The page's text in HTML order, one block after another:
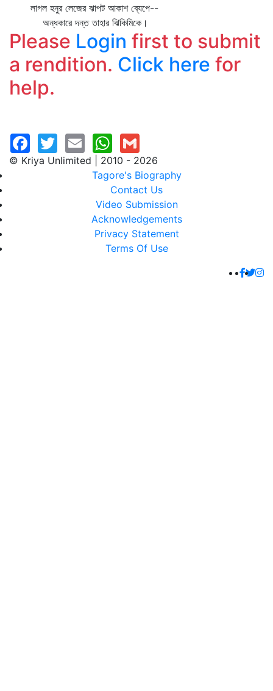
লাগল হনুর লেজের ঝাপট আকাশ ব্যেপে--
অন্ধকারে দন্ত তাহার ঝিকিমিকে।
Please Login first to submit
a rendition. Click here for
help.
© Kriya Unlimited | 2010 - 2026
Tagore's Biography
Contact Us
Video Submission
Acknowledgements
Privacy Statement
Terms Of Use